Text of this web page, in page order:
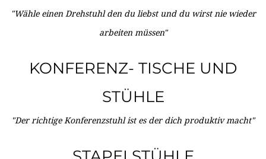
"Wähle einen Drehstuhl den du liebst und du wirst nie wieder
arbeiten müssen"
KONFERENZ- TISCHE UND
STÜHLE
"Der richtige Konferenzstuhl ist es der dich produktiv macht"